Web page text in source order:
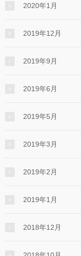
2020年1月
2019年12月
2019年9月
2019年6月
2019年5月
2019年3月
2019年2月
2019年1月
2018年12月